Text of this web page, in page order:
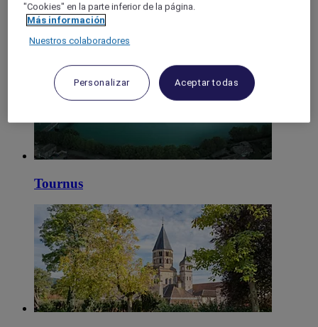
Mâcon
Tournus
"Cookies" en la parte inferior de la página.
Más información
Nuestros colaboradores
Personalizar Aceptar todas